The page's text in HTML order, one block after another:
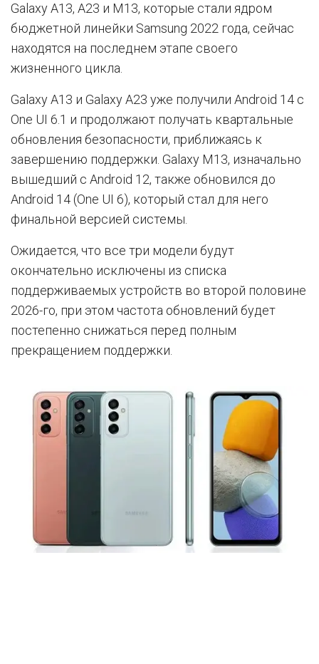
Galaxy A13, A23 и M13, которые стали ядром
бюджетной линейки Samsung 2022 года, сейчас
находятся на последнем этапе своего
жизненного цикла.
Galaxy A13 и Galaxy A23 уже получили Android 14 с
One UI 6.1 и продолжают получать квартальные
обновления безопасности, приближаясь к
завершению поддержки. Galaxy M13, изначально
вышедший с Android 12, также обновился до
Android 14 (One UI 6), который стал для него
финальной версией системы.
Ожидается, что все три модели будут
окончательно исключены из списка
поддерживаемых устройств во второй половине
2026-го, при этом частота обновлений будет
постепенно снижаться перед полным
прекращением поддержки.